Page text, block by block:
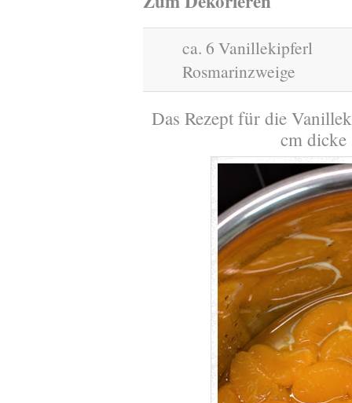
ca. 6 Vanillekipferl
Rosmarinzweige
Das Rezept für die
cm